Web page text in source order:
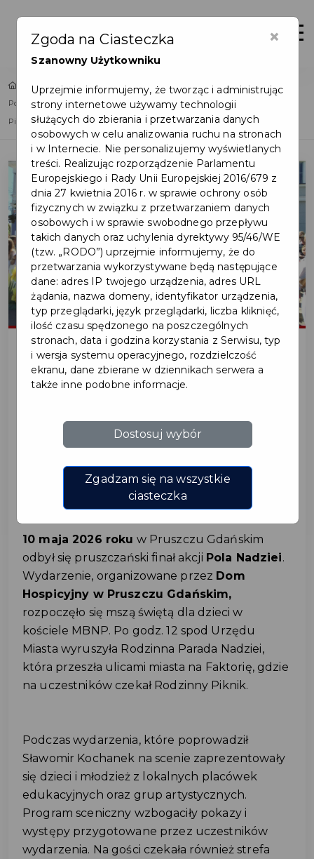
Zaloguj
Home
Pola Nadziei 2026 w Pruszczu Gdańskim. Tak było na Paradzie i Rodzinnym
Pikniku
2026-05-11
PRUSZCZU GDAŃSKIM.
TAK BYŁO NA PARADZIE
I RODZINNYM PIKNIKU
10 maja 2026 roku w Pruszczu Gdańskim
odbył się pruszczański finał akcji Pola Nadziei.
Wydarzenie, organizowane przez Dom
Hospicyjny w Pruszczu Gdańskim,
rozpoczęło się mszą świętą dla dzieci w
kościele MBNP. Po godz. 12 spod Urzędu
Miasta wyruszyła Rodzinna Parada Nadziei,
która przeszła ulicami miasta na Faktorię, gdzie
na uczestników czekał Rodzinny Piknik.
Podczas wydarzenia, które poprowadził
Sławomir Kochanek na scenie zaprezentowały
się dzieci i młodzież z lokalnych placówek
edukacyjnych oraz grup artystycznych.
Program sceniczny wzbogaciły pokazy i
występy przygotowane przez uczestników
wydarzenia. Na gości czekała również strefa
×
Zgoda na Ciasteczka
Szanowny Użytkowniku
Uprzejmie informujemy, że tworząc i administrując
strony internetowe używamy technologii
służących do zbierania i przetwarzania danych
osobowych w celu analizowania ruchu na stronach
i w Internecie. Nie personalizujemy wyświetlanych
treści. Realizując rozporządzenie Parlamentu
Europejskiego i Rady Unii Europejskiej 2016/679 z
dnia 27 kwietnia 2016 r. w sprawie ochrony osób
fizycznych w związku z przetwarzaniem danych
osobowych i w sprawie swobodnego przepływu
takich danych oraz uchylenia dyrektywy 95/46/WE
(tzw. „RODO”) uprzejmie informujemy, że do
przetwarzania wykorzystywane będą następujące
dane: adres IP twojego urządzenia, adres URL
żądania, nazwa domeny, identyfikator urządzenia,
typ przeglądarki, język przeglądarki, liczba kliknięć,
ilość czasu spędzonego na poszczególnych
stronach, data i godzina korzystania z Serwisu, typ
i wersja systemu operacyjnego, rozdzielczość
ekranu, dane zbierane w dziennikach serwera a
także inne podobne informacje.
Dostosuj wybór
Zgadzam się na wszystkie
ciasteczka